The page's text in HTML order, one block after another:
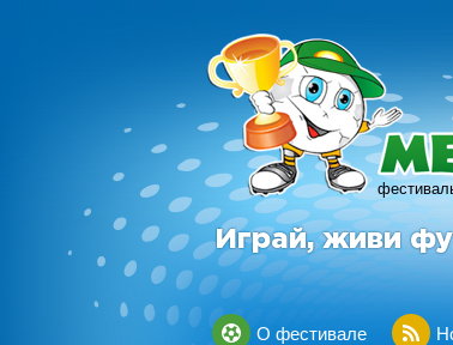
Играй, живи
О фестивале